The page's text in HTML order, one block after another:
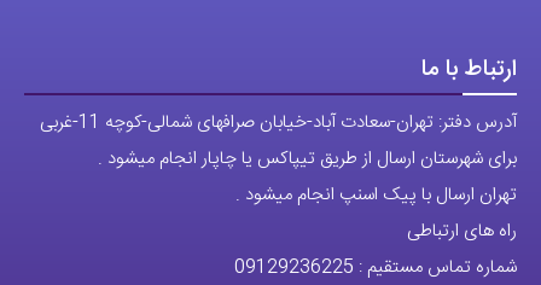
ارتباط با ما
آدرس دفتر: تهران-سعادت آباد-خیابان صرافهای شمالی-کوچه 11-غربی
برای شهرستان ارسال از طریق تیپاکس یا چاپار انجام میشود .
تهران ارسال با پیک اسنپ انجام میشود .
راه های ارتباطی
شماره تماس مستقیم : 09129236225